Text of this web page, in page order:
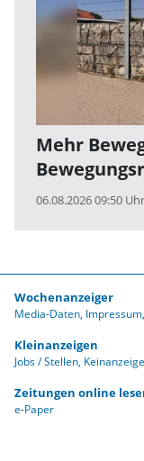
Mehr
06.08.2026 09:50 Uhr
Wochenanzeiger
Media-Daten Impressum
Kleinanzeigen
Jobs / Stellen
Zeitungen online
e-Paper